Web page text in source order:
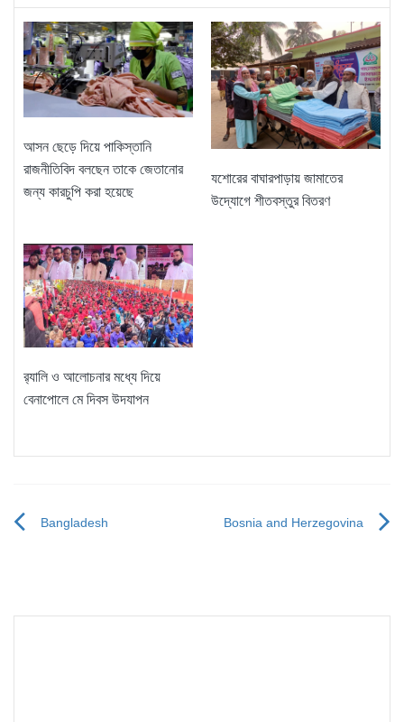
আসন ছেড়ে দিয়ে পাকিস্তানি
রাজনীতিবিদ বলছেন তাকে জেতানোর
জন্য কারচুপি করা হয়েছে
যশোরের বাঘারপাড়ায় জামাতের
উদ্যোগে শীতবস্তুর বিতরণ
র‌্যালি ও আলোচনার মধ্যে দিয়ে
বেনাপোলে মে দিবস উদযাপন
Bangladesh Bosnia and Herzegovina